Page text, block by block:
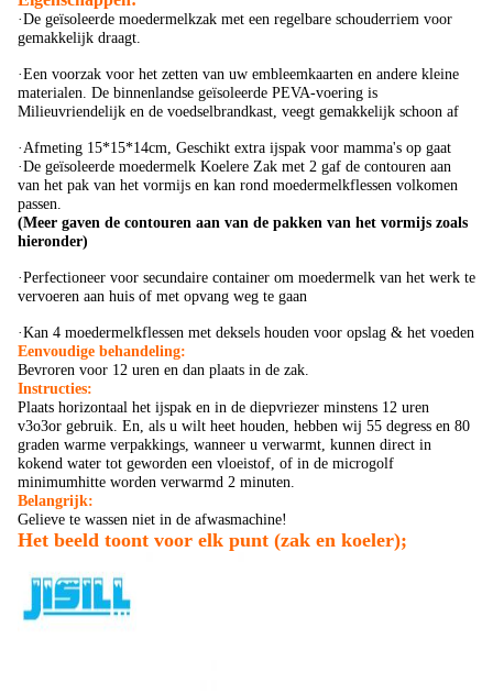
·De geïsoleerde moedermelkzak met een regelbare schouderriem voor
gemakkelijk draagt.
·Een voorzak voor het zetten van uw embleemkaarten en andere kleine
materialen. De binnenlandse geïsoleerde PEVA-voering is
Milieuvriendelijk en de voedselbrandkast, veegt gemakkelijk schoon af
·Afmeting 15*15*14cm, Geschikt extra ijspak voor mamma's op gaat
·De geïsoleerde moedermelk Koelere Zak met 2 gaf de contouren aan
van het pak van het vormijs en kan rond moedermelkflessen volkomen
passen.
(Meer gaven de contouren aan van de pakken van het vormijs zoals
hieronder)
·Perfectioneer voor secundaire container om moedermelk van het werk te
vervoeren aan huis of met opvang weg te gaan
·Kan 4 moedermelkflessen met deksels houden voor opslag & het voeden
Eenvoudige behandeling:
Bevroren voor 12 uren en dan plaats in de zak.
Instructies:
Plaats horizontaal het ijspak en in de diepvriezer minstens 12 uren
v3o3or gebruik. En, als u wilt heet houden, hebben wij 55 degress en 80
graden warme verpakkings, wanneer u verwarmt, kunnen direct in
kokend water tot geworden een vloeistof, of in de microgolf
minimumhitte worden verwarmd 2 minuten.
Belangrijk:
Gelieve te wassen niet in de afwasmachine!
Het beeld toont voor elk punt (zak en koeler);